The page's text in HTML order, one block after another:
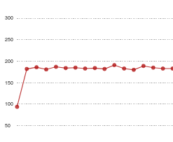
50
100
150
200
250
300